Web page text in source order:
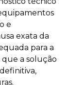
e
exata da
para a
a solução